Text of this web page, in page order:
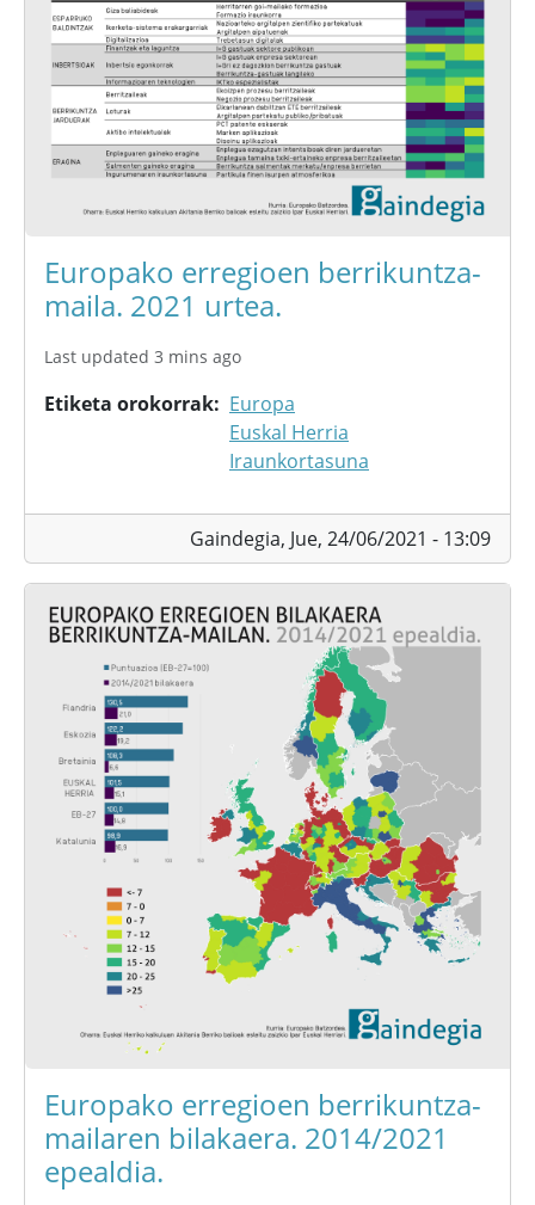
Europako erregioen berrikuntza-
maila. 2021 urtea.
Last updated 3 mins ago
Etiketa orokorrak
Europa
Euskal Herria
Iraunkortasuna
Gaindegia, Jue, 24/06/2021 - 13:09
Europako erregioen berrikuntza-
mailaren bilakaera. 2014/2021
epealdia.